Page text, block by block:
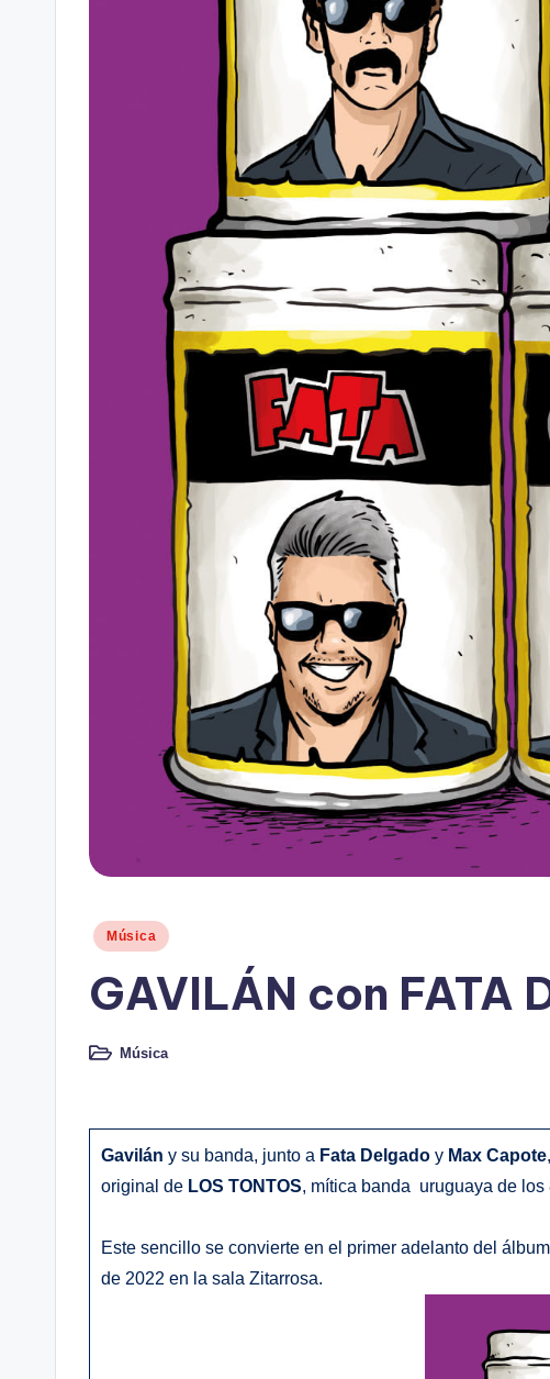
Publicado
Música
GAVILÁN con FATA
Publicado
Música
Gavilán y su banda, junto a Fata Delgado y Max Capote
original de LOS TONTOS, mítica banda uruguaya de los
Este sencillo se convierte en el primer adelanto del
de 2022 en la sala Zitarrosa.